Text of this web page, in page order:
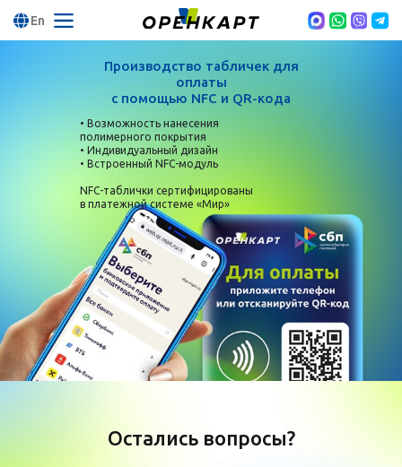
En
Производство табличек для
оплаты
с помощью NFC и QR-кода
• Возможность нанесения
полимерного покрытия
• Индивидуальный дизайн
• Встроенный NFC-модуль
NFC-таблички сертифицированы
в платежной системе «Мир»
Остались вопросы?